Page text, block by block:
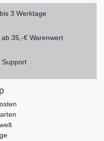
3 Werktage
35,-€ Warenwert
Support